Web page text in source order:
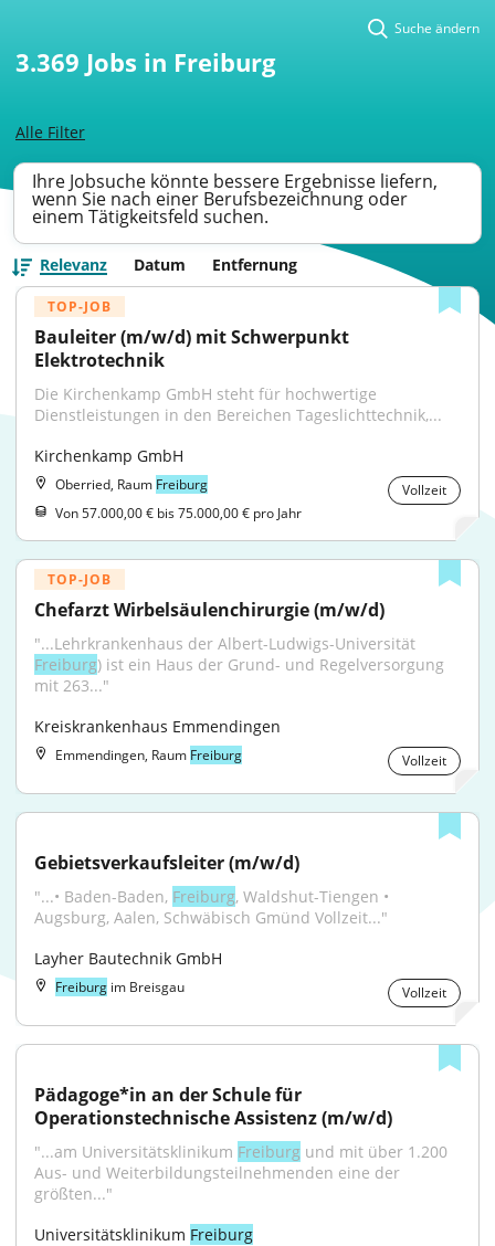
Alle Filter
Suche ändern
3.369 Jobs in Freiburg
Ihre Jobsuche könnte bessere Ergebnisse liefern,
wenn Sie nach einer Berufsbezeichnung oder
einem Tätigkeitsfeld suchen.
Relevanz Datum Entfernung
TOP-JOB
Bauleiter (m/w/d) mit Schwerpunkt
Elektrotechnik
Die Kirchenkamp GmbH steht für hochwertige
Dienstleistungen in den Bereichen Tageslichttechnik,...
Kirchenkamp GmbH
Oberried, Raum Freiburg
Vollzeit
Von 57.000,00 € bis 75.000,00 € pro Jahr
TOP-JOB
Chefarzt Wirbelsäulenchirurgie (m/w/d)
Freiburg) ist ein Haus der Grund- und Regelversorgung
mit 263..."
Kreiskrankenhaus Emmendingen
Emmendingen, Raum Freiburg Vollzeit
Gebietsverkaufsleiter (m/w/d)
"...• Baden-Baden, Freiburg, Waldshut-Tiengen •
Augsburg, Aalen, Schwäbisch Gmünd Vollzeit..."
Layher Bautechnik GmbH
Freiburg im Breisgau Vollzeit
Pädagoge*in an der Schule für
Operationstechnische Assistenz (m/w/d)
"...am Universitätsklinikum Freiburg und mit über 1.200
Aus- und Weiterbildungsteilnehmenden eine der
größten..."
Universitätsklinikum Freiburg